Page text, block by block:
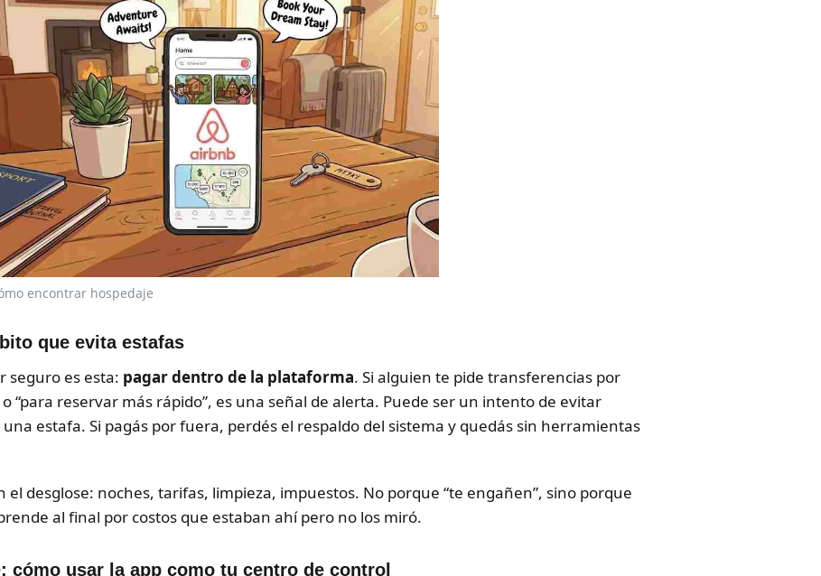
encontrar hospedaje
que evita estafas
seguro es esta: pagar dentro de la plataforma. Si alguien te pide transferencias por
“para reservar más rápido”, es una señal de alerta. Puede ser un intento de evitar
estafa. Si pagás por fuera, perdés el respaldo del sistema y quedás sin herramientas
desglose: noches, tarifas, limpieza, impuestos. No porque “te engañen”, sino porque
al final por costos que estaban ahí pero no los miró.
cómo usar la app como tu centro de control